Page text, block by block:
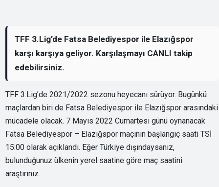
TFF 3.Lig’de Fatsa Belediyespor ile Elazığspor
karşı karşıya geliyor. Karşılaşmayı CANLI takip
edebilirsiniz.
TFF 3.Lig’de 2021/2022 sezonu heyecanı sürüyor. Bugünkü
maçlardan biri de Fatsa Belediyespor ile Elazığspor arasındaki
mücadele olacak. 7 Mayıs 2022 Cumartesi günü oynanacak
Fatsa Belediyespor – Elazığspor maçının başlangıç saati TSİ
15:00 olarak açıklandı. Eğer Türkiye dışındaysanız,
bulunduğunuz ülkenin yerel saatine göre maç saatini
araştırınız.